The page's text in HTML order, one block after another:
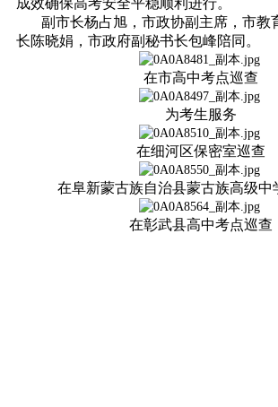
成效确保高考安全平稳顺利进行。
副市长杨占旭，市政协副主席，市教
长陈晓娟，市政府副秘书长包峰陪同。
在市高中考点巡查
为考生服务
在细河区保密室巡查
在阜新蒙古族自治县蒙古族高级中
在彰武县高中考点巡查